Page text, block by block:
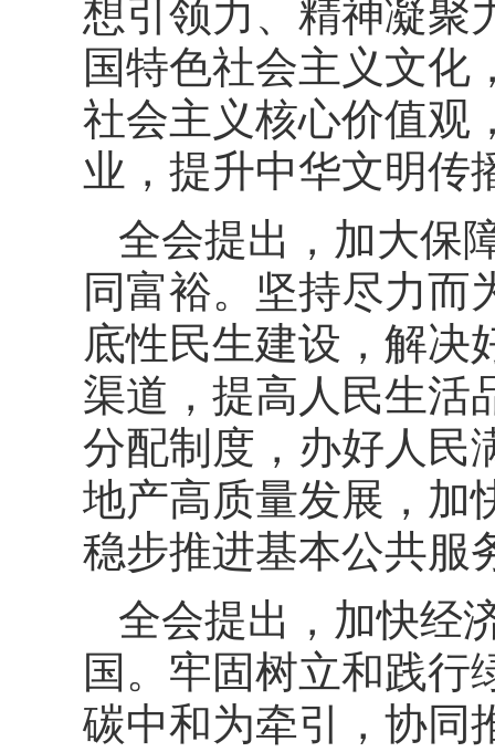
想引领力、精神凝聚
国特色社会主义文化
社会主义核心价值观
业，提升中华文明传
全会提出，加大保
同富裕。坚持尽力而
底性民生建设，解决
渠道，提高人民生活
分配制度，办好人民
地产高质量发展，加
稳步推进基本公共服
全会提出，加快经
国。牢固树立和践行
碳中和为牵引，协同